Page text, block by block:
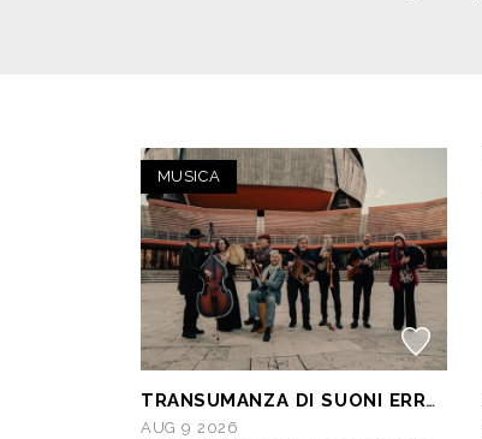
MUSICA
TRANSUMANZA DI SUONI ERRANTI di Ambrogio Sparagna
AUG 9 2026